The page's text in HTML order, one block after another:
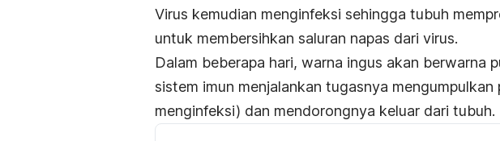
Virus kemudian menginfeksi sehingga tubuh
untuk membersihkan saluran napas dari virus.
Dalam beberapa hari, warna ingus akan berwarna
sistem imun menjalankan tugasnya
menginfeksi) dan mendorongnya keluar dari tubuh.